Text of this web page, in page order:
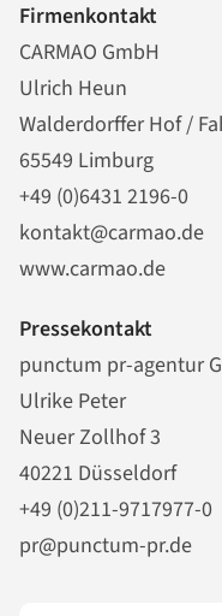
Firmenkontakt
CARMAO GmbH
Ulrich Heun
Walderdorffer Hof /
65549 Limburg
+49 (0)6431 2196-0
kontakt@carmao.de
www.carmao.de
Pressekontakt
punctum pr-agentur
Ulrike Peter
Neuer Zollhof 3
40221 Düsseldorf
+49 (0)211-9717977-0
pr@punctum-pr.de